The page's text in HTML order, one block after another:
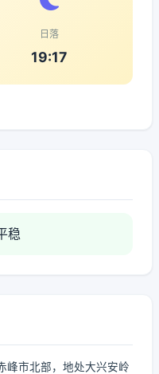
日落
19:17
稳
峰市北部，地处大兴安岭